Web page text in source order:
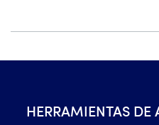
HERRAMIENTAS DE